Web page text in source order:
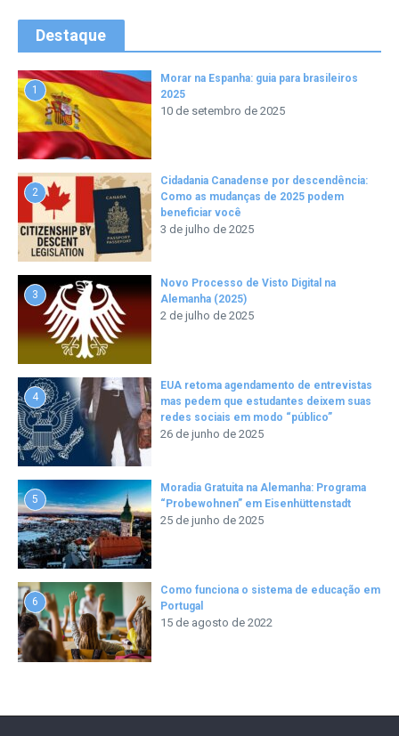
Destaque
1
Morar na Espanha: guia para brasileiros
2025
10 de setembro de 2025
2
Cidadania Canadense por descendência:
Como as mudanças de 2025 podem
beneficiar você
3 de julho de 2025
3
Novo Processo de Visto Digital na
Alemanha (2025)
2 de julho de 2025
4
EUA retoma agendamento de entrevistas
mas pedem que estudantes deixem suas
redes sociais em modo “público”
26 de junho de 2025
5
Moradia Gratuita na Alemanha: Programa
“Probewohnen” em Eisenhüttenstadt
25 de junho de 2025
6
Como funciona o sistema de educação em
Portugal
15 de agosto de 2022